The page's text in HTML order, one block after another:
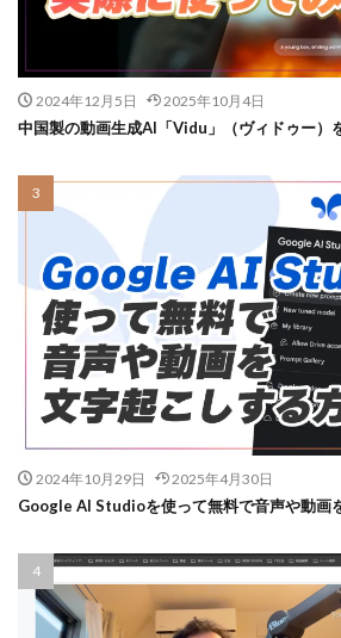
2024年12月5日 2025年10月4日
中国製の動画生成AI「Vidu」（ヴィドゥー）
2024年10月29日 2025年4月30日
Google AI Studioを使って無料で音声や動画